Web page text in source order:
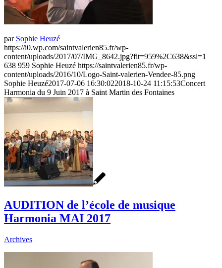
par Sophie Heuzé
https://i0.wp.com/saintvalerien85.fr/wp-
content/uploads/2017/07/IMG_8642.jpg?fit=959%2C638&ssl=1
638 959 Sophie Heuzé https://saintvalerien85.fr/wp-
content/uploads/2016/10/Logo-Saint-valerien-Vendee-85.png
Sophie Heuzé2017-07-06 16:30:022018-10-24 11:15:53Concert
Harmonia du 9 Juin 2017 à Saint Martin des Fontaines
AUDITION de l’école de musique
Harmonia MAI 2017
Archives